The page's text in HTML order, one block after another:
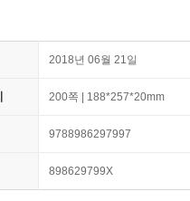
2018년 06월 21일
200쪽 | 188*257*20mm
9788986297997
898629799X